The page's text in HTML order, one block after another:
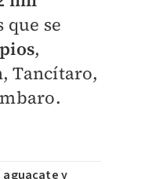
que se
,
Tancítaro,
aguacate y